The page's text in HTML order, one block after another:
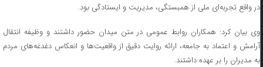
در واقع تجربه‌ای ملی از همبستگی، مدیریت و ایستادگی بود.
وی بیان کرد: همکاران روابط‌ عمومی در متن میدان حضور داشتند و وظیفه انتقال
آرامش و اعتماد به جامعه، ارائه روایت دقیق از واقعیت‌ها و انعکاس دغدغه‌های مردم
به مدیران را بر عهده داشتند.